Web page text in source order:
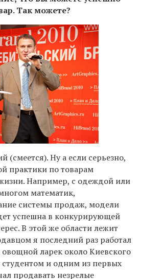
Так можете?
(смеется). Ну а если серьезно,
практики по товарам
Например, с одеждой или
математик,
системы продаж, модели
успешна в конкурирующей
В этой же области лежит
я последний раз работал
ларек около Киевского
студентом и одним из первых
продавать незрелые